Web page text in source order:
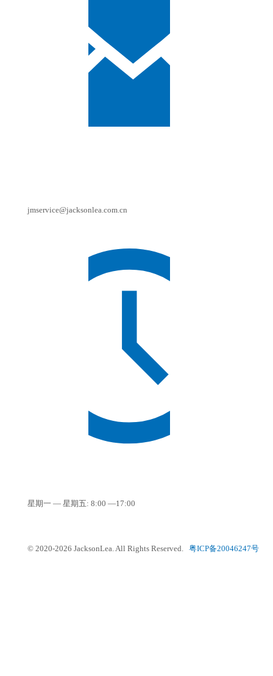
jmservice@jacksonlea.com.cn
星期一 — 星期五: 8:00 —17:00
© 2020-2026 JacksonLea. All Rights Reserved. 粤ICP备20046247号